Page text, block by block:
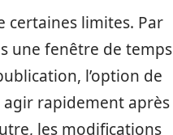
certaines limites. Par
une fenêtre de temps
l’option de
agir rapidement après
les modifications